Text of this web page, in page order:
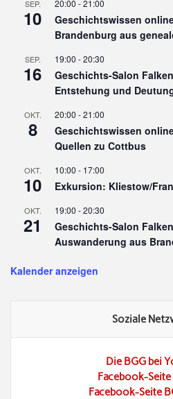
SEP.
10
20:00 -21:00
Geschichtswissen
Brandenburg aus
SEP.
16
19:00 -20:30
Geschichts-Salon
Entstehung und
OKT.
8
20:00 -21:00
Geschichtswissen
Quellen zu Cottbus
OKT.
10
10:00 - 17:00
Exkursion: Kliestow/
OKT.
21
19:00 -20:30
Geschichts-Salon
Auswanderung aus
Kalender anzeigen
Soziale
Die BGG bei
Facebook-Seite
Facebook-Seite